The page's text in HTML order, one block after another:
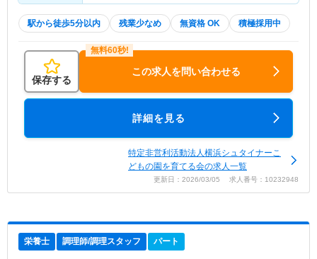
駅から徒歩5分以内 残業少なめ 無資格 OK 積極採用中
保存する
この求人を問い合わせる
詳細を見る
特定非営利活動法人横浜シュタイナーこ
どもの園を育てる会の求人一覧
更新日：2026/03/05 求人番号：10232948
栄養士 調理師/調理スタッフ パート